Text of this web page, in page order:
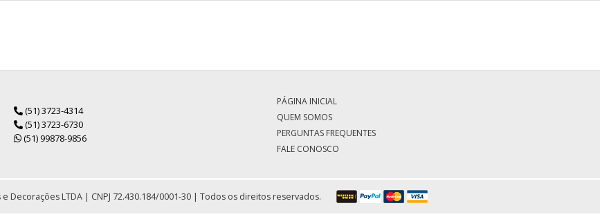
(51) 3723-4314
(51) 3723-6730
(51) 99878-9856
PÁGINA INICIAL
QUEM SOMOS
PERGUNTAS FREQUENTES
FALE CONOSCO
LTDA | CNPJ 72.430.184/0001-30 | Todos os direitos reservados.